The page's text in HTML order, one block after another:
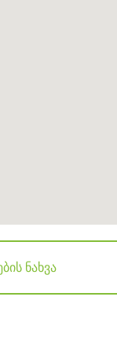
ნახვა